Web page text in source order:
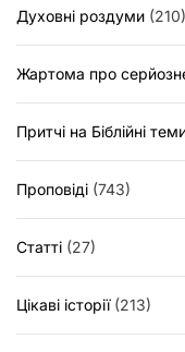
Духовні роздуми (210)
Жартома про
Притчі на Біблійні
Проповіді (743)
Статті (27)
Цікаві історії(213)